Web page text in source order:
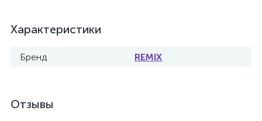
Характеристики
Бренд REMIX
Отзывы